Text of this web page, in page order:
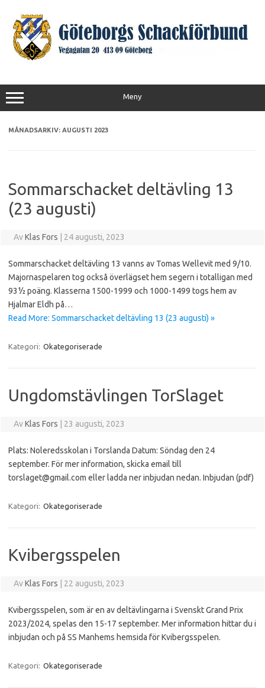
innehåll
Meny
MÅNADSARKIV: AUGUSTI 2023
Sommarschacket deltävling 13
(23 augusti)
AvKlas Fors 24 augusti, 2023
Sommarschacket deltävling 13 vanns av Tomas Wellevit med 9/10.
Majornaspelaren tog också överlägset hem segern i totalligan med
93½ poäng. Klasserna 1500-1999 och 1000-1499 togs hem av
Hjalmar Eldh på…
Read More: Sommarschacket deltävling 13 (23 augusti) »
Kategori: Okategoriserade
Ungdomstävlingen TorSlaget
AvKlas Fors 23 augusti, 2023
Plats: Noleredsskolan i Torslanda Datum: Söndag den 24
september. För mer information, skicka email till
torslaget@gmail.com eller ladda ner inbjudan nedan. Inbjudan (pdf)
Kategori: Okategoriserade
Kvibergsspelen
AvKlas Fors 22 augusti, 2023
Kvibergsspelen, som är en av deltävlingarna i Svenskt Grand Prix
2023/2024, spelas den 15-17 september. Mer information hittar du i
inbjudan och på SS Manhems hemsida för Kvibergsspelen.
Kategori: Okategoriserade